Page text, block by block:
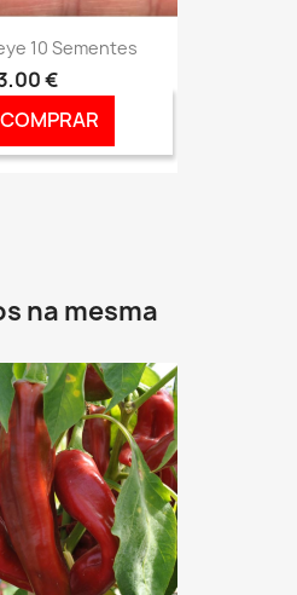
10 Sementes
€
COMPRAR
na mesma